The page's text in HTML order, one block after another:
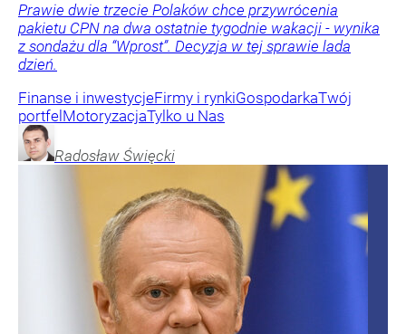
Prawie dwie trzecie Polaków chce przywrócenia
pakietu CPN na dwa ostatnie tygodnie wakacji - wynika
z sondażu dla “Wprost”. Decyzja w tej sprawie lada
dzień.
Finanse i inwestycjeFirmy i rynkiGospodarkaTwój
portfel MotoryzacjaTylko u Nas
Radosław Święcki